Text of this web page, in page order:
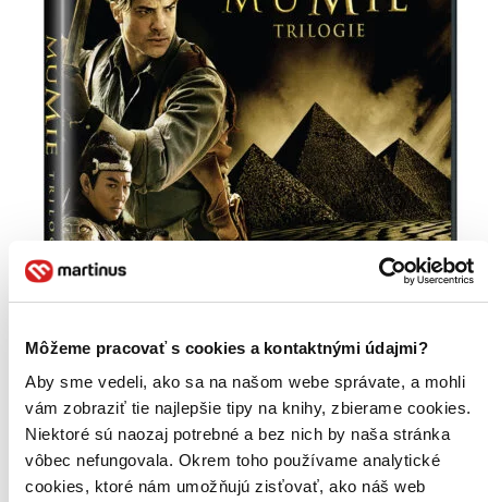
Môžeme pracovať s cookies a kontaktnými údajmi?
Aby sme vedeli, ako sa na našom webe správate, a mohli
vám zobraziť tie najlepšie tipy na knihy, zbierame cookies.
Niektoré sú naozaj potrebné a bez nich by naša stránka
vôbec nefungovala. Okrem toho používame analytické
cookies, ktoré nám umožňujú zisťovať, ako náš web
Mumie kolekce 1.-3. Ultra HD Blu-ray
CZ